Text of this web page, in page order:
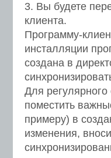
3. Вы будете
клиента.
Программу-
инсталляции
создана в
Для
поместить
примеру) в
изменения,